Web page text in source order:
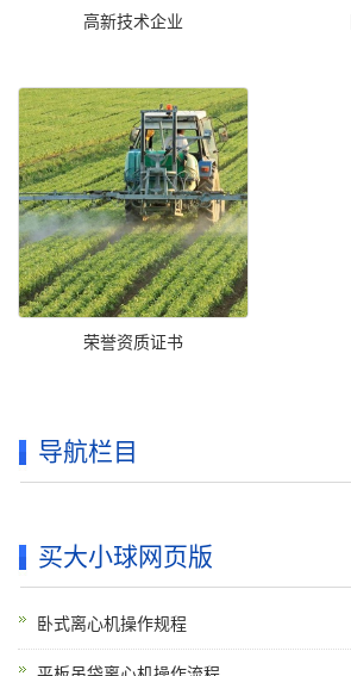
高新技术企业
荣誉资质证书
导航栏目
买大小球网页版
卧式离心机操作规程